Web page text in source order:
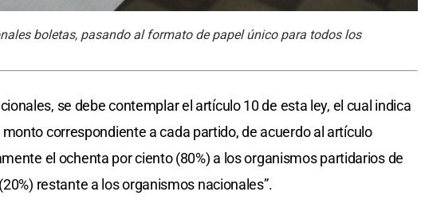
boletas, pasando al formato de papel único para todos los
se debe contemplar el artículo 10 de esta ley, el cual indica
correspondiente a cada partido, de acuerdo al artículo
el ochenta por ciento (80%) a los organismos partidarios de
restante a los organismos nacionales”.